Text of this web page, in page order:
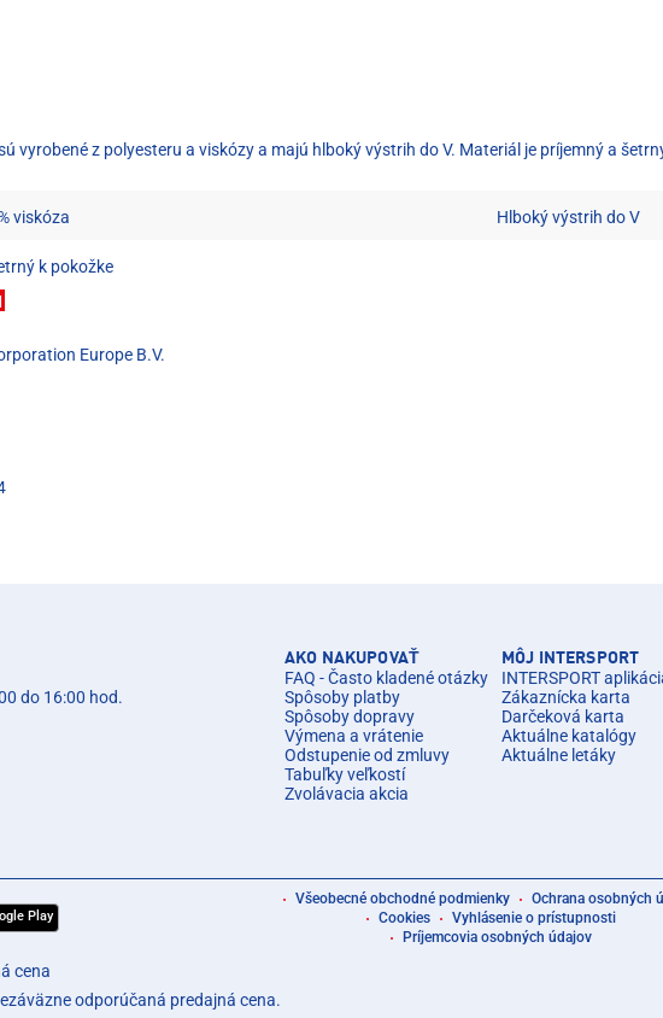
vyrobené z polyesteru a viskózy a majú hlboký výstrih do V. Materiál je príjemný a
viskóza Hlboký výstrih do V
k pokožke
Europe B.V.
do 16:00 hod.
AKO NAKUPOVAŤ
FAQ - Často kladené otázky
Spôsoby platby
Spôsoby dopravy
Výmena a vrátenie
Odstupenie od zmluvy
Tabuľky veľkostí
Zvolávacia akcia
MÔJ INTERSPORT
INTERSPORT
Zákaznícka karta
Darčeková karta
Aktuálne katalógy
Aktuálne letáky
Play
Všeobecné obchodné podmienky
Ochrana osobných
Cookies
Vyhlásenie o prístupnosti
Príjemcovia osobných údajov
cena
odporúčaná predajná cena.